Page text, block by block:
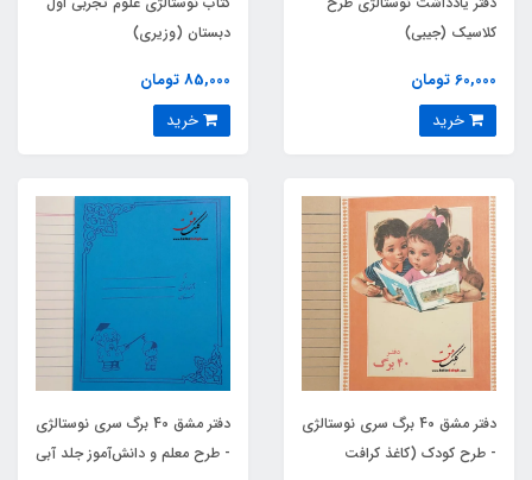
کلاسیک (جیبی)
60,000 تومان
دبستان (وزیری)
85,000 تومان
دفتر مشق 40 برگ سری نوستالژی
- طرح کودک (کاغذ کرافت
دفتر مشق 40 برگ سری نوستالژی
- طرح معلم و دانش‌آموز جلد آبی